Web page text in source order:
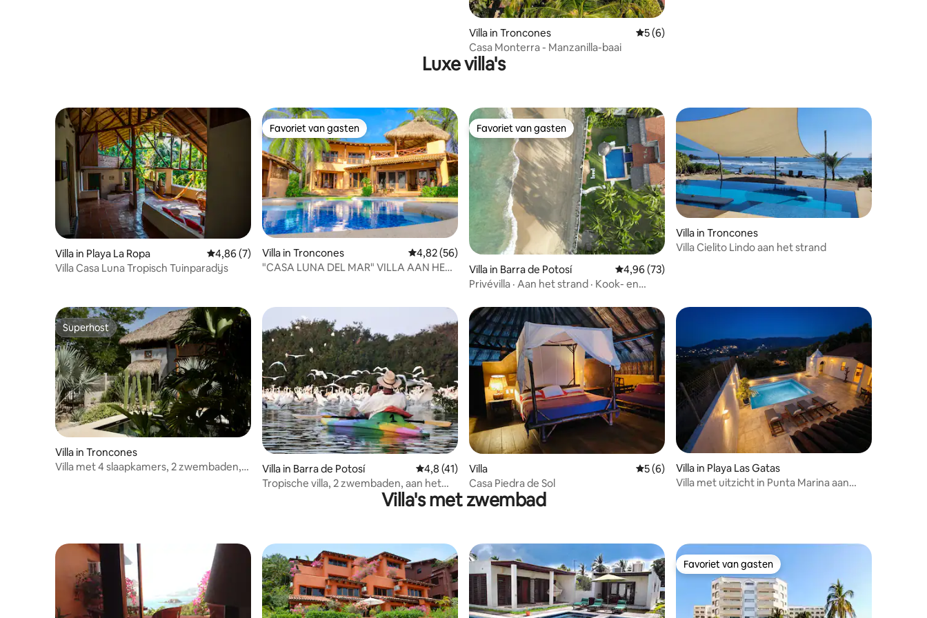
Villa in Troncones Gemiddelde beoordeling van 5 op 5, 6 recensies
5 (6)
Casa Monterra - Manzanilla-baai
Luxe villa's
Villa in Playa La Ropa Gemiddelde beoordeling van 4,86 op 5, 7 recensies
4,86 (7)
Villa Casa Luna Tropisch Tuinparadijs
Favoriet van gasten
Favoriet van gasten
Villa in Troncones Gemiddelde beoordeling van 4,82 op 5, 56 recensies
4,82 (56)
"CASA LUNA DEL MAR" VILLA AAN HET
Favoriet van gasten
Favoriet van gasten
Villa in Barra de Potosí Gemiddelde beoordeling van 4,96 op 5, 73 recensies
4,96 (73)
Privévilla · Aan het strand · Kook- en
Villa in Troncones
Villa Cielito Lindo aan het strand
Superhost
Superhost
Villa in Troncones
Villa met 4 slaapkamers, 2 zwembaden,
Villa in Barra de Potosí Gemiddelde beoordeling van 4,8 op 5, 41 recensies
4,8 (41)
Tropische villa, 2 zwembaden, aan het
Villa Gemiddelde beoordeling van 5 op 5, 6 recensies
5 (6)
Casa Piedra de Sol
Villa in Playa Las Gatas
Villa met uitzicht in Punta Marina aan
Villa's met zwembad
Favoriet van gasten
Favoriet van gasten